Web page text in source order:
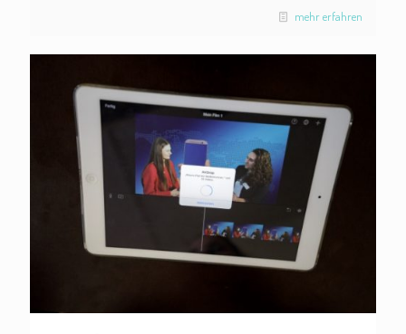
mehr erfahren